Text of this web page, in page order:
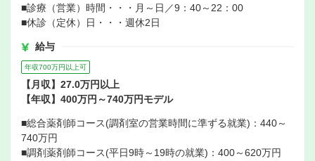
■診療（営業）時間・・・月～日／9：40～22：00
■休診（定休）日・・・週休2日
給与
年収700万円以上可
【月収】27.0万円以上
【年収】400万円～740万円モデル
■総合薬剤師コース(調剤室の営業時間に準ずる就業)：440～
740万円
■調剤薬剤師コース(平日9時～19時の就業)：400～620万円